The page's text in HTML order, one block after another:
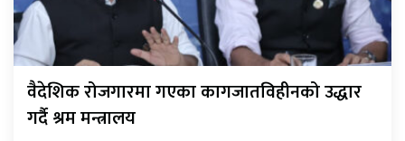
वैदेशिक रोजगारमा गएका कागजातविहीनको उद्धार
गर्दै श्रम मन्त्रालय